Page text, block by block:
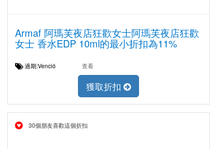
Armaf 阿瑪芙夜店狂歡女士阿瑪芙夜店狂歡
女士 香水EDP 10ml的最小折扣為11%
過期:Venció 查看
獲取折扣
30個朋友喜歡這個折扣